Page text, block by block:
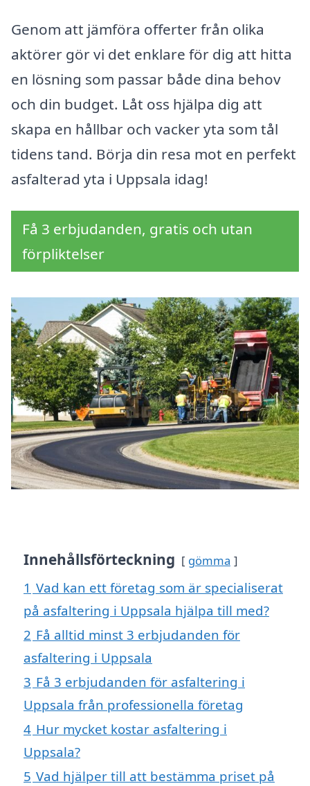
Genom att jämföra offerter från olika
aktörer gör vi det enklare för dig att hitta
en lösning som passar både dina behov
och din budget. Låt oss hjälpa dig att
skapa en hållbar och vacker yta som tål
tidens tand. Börja din resa mot en perfekt
asfalterad yta i Uppsala idag!
Få 3 erbjudanden, gratis och utan
förpliktelser
Innehållsförteckning gömma
1 Vad kan ett företag som är specialiserat
på asfaltering i Uppsala hjälpa till med?
2 Få alltid minst 3 erbjudanden för
asfaltering i Uppsala
3 Få 3 erbjudanden för asfaltering i
Uppsala från professionella företag
4 Hur mycket kostar asfaltering i
Uppsala?
5 Vad hjälper till att bestämma priset på